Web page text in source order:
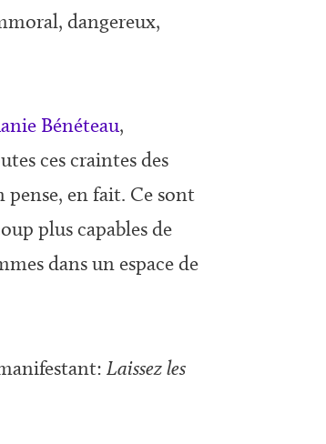
dangereux,
Bénéteau,
ces craintes des
pense, en fait. Ce sont
plus capables de
dans un espace de
manifestant:Laissez les